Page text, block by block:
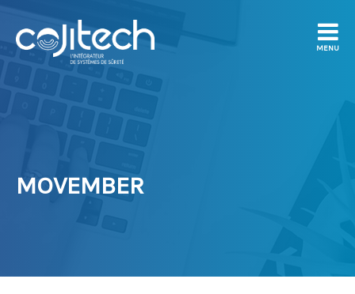
MENU
MOVEMBER